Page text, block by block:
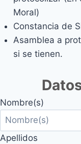
Moral)
Constancia de
Asamblea a
si se tienen.
Nombre(s)
Apellidos